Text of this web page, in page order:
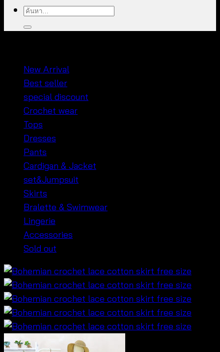
ค้นหา:
New Arrival
Best seller
special discount
Crochet wear
Tops
Dresses
Pants
Cardigan & Jacket
set&Jumpsuit
Skirts
Bralette & Swimwear
Lingerie
Accessories
Sold out